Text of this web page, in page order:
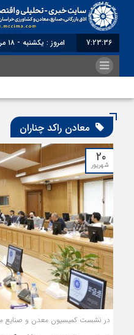
7:23:37 امروز : یکشنبه - ۱۸ مرداد - ۱۴۰۵
معادن راکد چناران
۲۰
شهریور
در نشست کمیسیون معدن و صنایع